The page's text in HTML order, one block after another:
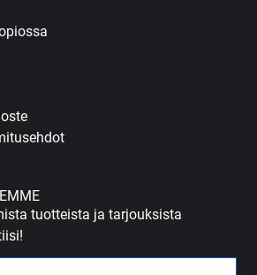
tuotteista ja tarjouksista